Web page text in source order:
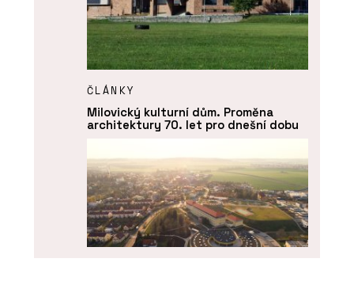
ČLÁNKY
Milovický kulturní dům. Proměna
architektury 70. let pro dnešní dobu